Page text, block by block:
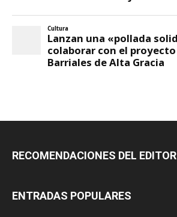
RECOMENDACIONES DEL EDITOR
ENTRADAS POPULARES